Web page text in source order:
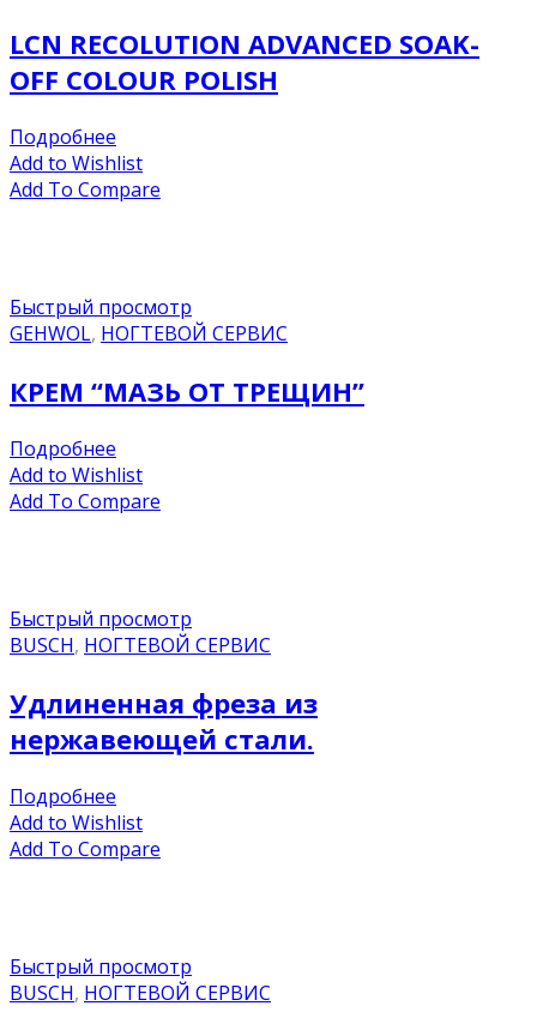
LCN RECOLUTION ADVANCED SOAK-
OFF COLOUR POLISH
Подробнее
Add to Wishlist
Add To Compare
Быстрый просмотр
GEHWOL, НОГТЕВОЙ СЕРВИС
КРЕМ “МАЗЬ ОТ ТРЕЩИН”
Подробнее
Add to Wishlist
Add To Compare
Быстрый просмотр
BUSCH, НОГТЕВОЙ СЕРВИС
Удлиненная фреза из
нержавеющей стали.
Подробнее
Add to Wishlist
Add To Compare
Быстрый просмотр
BUSCH, НОГТЕВОЙ СЕРВИС